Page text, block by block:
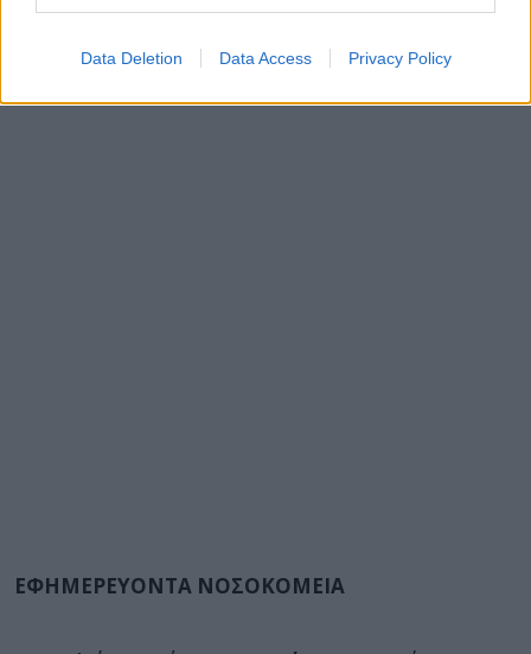
Data Deletion Data Access Privacy Policy
ΕΦΗΜΕΡΕΥΟΝΤΑ ΝΟΣΟΚΟΜΕΙΑ